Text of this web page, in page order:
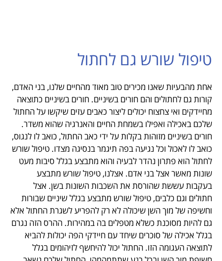
טיפול שורש גם לחתול
אחת מהבעיות שאנו מכירים טוב מאוד מהחיים שלנו, בני האדם,
קורות גם לחתולים והם חורים בשיניים. חורים בשיניים כתוצאה
מחיידקים ואי צחצוח יכולים ליצור כאבים עזים שיקשו על החתול
שלכם באכילה ואפילו בשמחת החיים והאנרגיה שהוא משדר.
חורים בשיניים מזוהות בקלות על ידי כאב החתול, כואב לו לנגוס,
כואב לו לאכול וכל נגיעה בפה תיגמר בנסיגה מצדו. טיפול שורש
לחתול הוא פתרון נהדר לבעיה והוא מתבצע בגלל סיבות מעט
שונות מאשר אצל בני אדם. אצלנו, טיפול שורש מתבצע
בעקבות עששת שהורסת את השכבות השונות בשן. אצל
חתולים וגם כלבים, טיפול שורש מתבצע בגלל שיניים שבורות
וחשיפה של מוך השן שיכולה לא רק להפריע לשגרת החתול אלא
גם להיות מסוכנת כשלא מטפלים בה במהירות. ההרס הזה נגרם
בגלל אכילה של סוכרים שיחד עם חיידקי הפה יכולות להביא
לתוצאה העגומה הזו. החתול יכול להיחשף לזיהומים בגלל